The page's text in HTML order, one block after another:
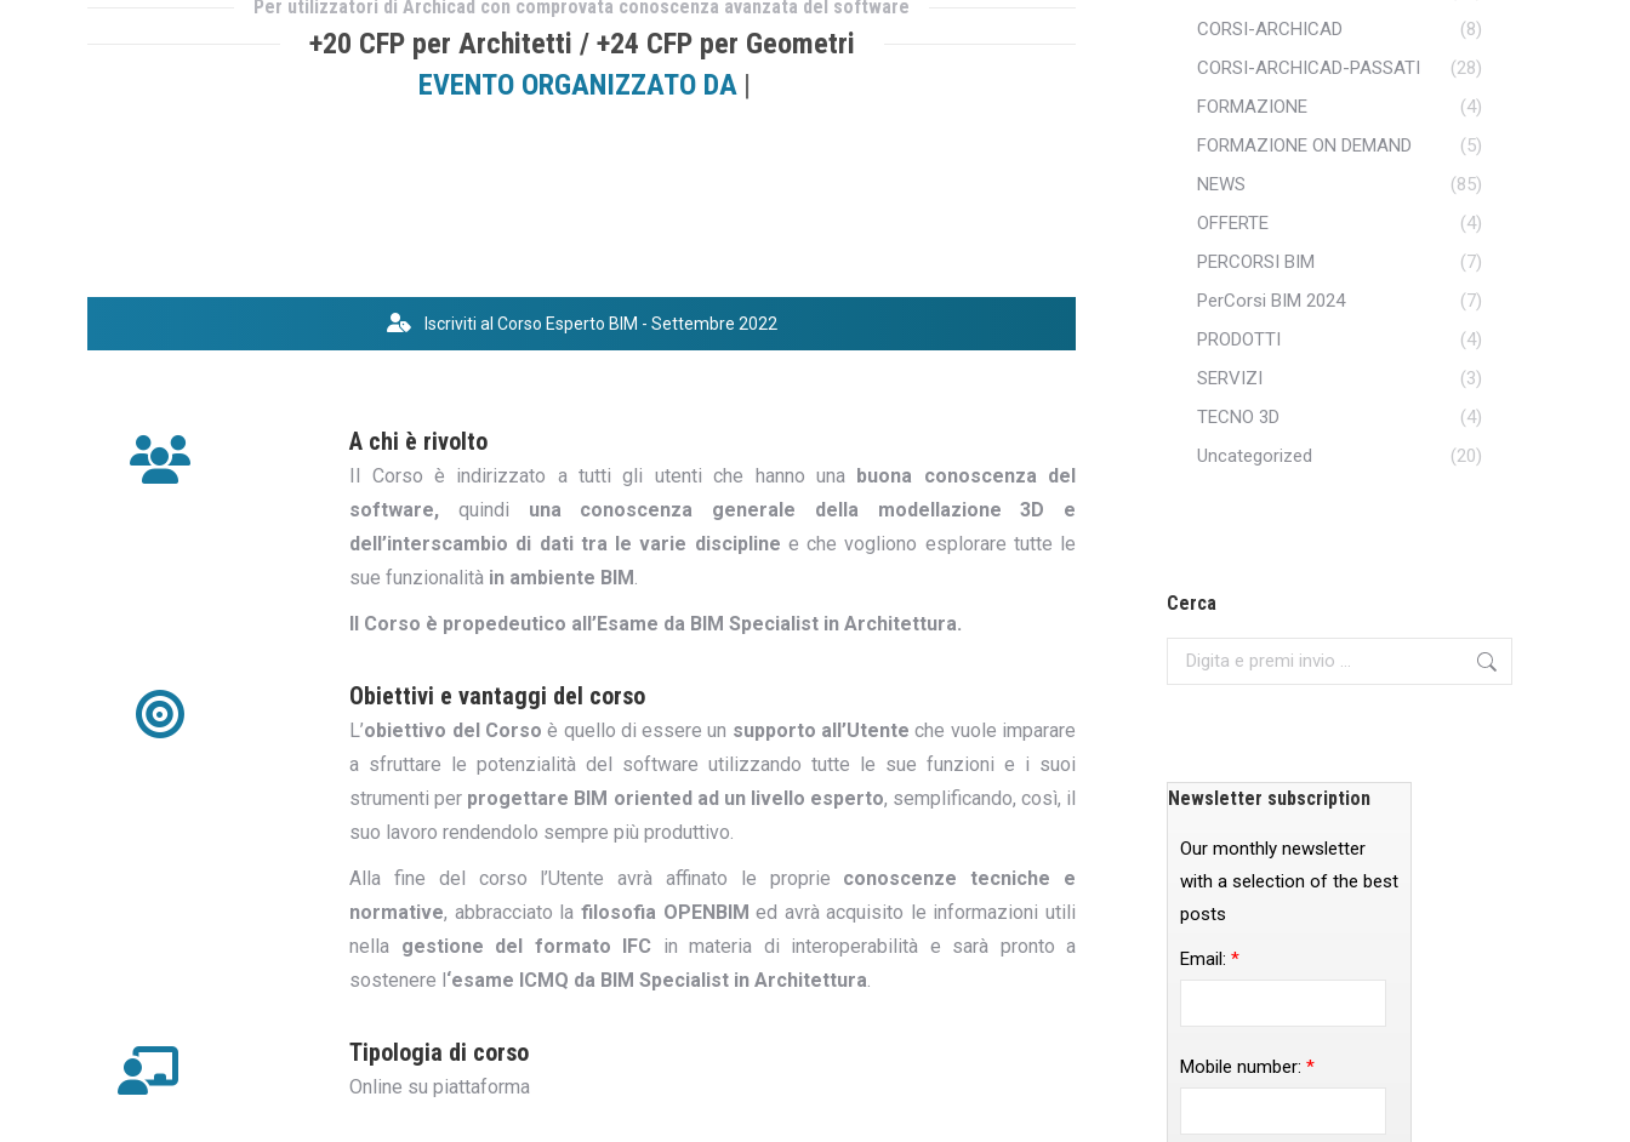
Per utilizzatori di Archicad con comprovata conoscenza avanzata del software
+20 CFP per Architetti / +24 CFP per Geometri
EVENTO ORGANIZZATO DA TECNO 3D
Iscriviti al Corso Esperto BIM - Settembre 2022
A chi è rivolto
Il Corso è indirizzato a tutti gli utenti che hanno unabuona conoscenza del
software, quindi una conoscenza generale della modellazione 3D e
dell’interscambio di dati tra le varie discipline e che vogliono esplorare tutte le
sue funzionalità in ambiente BIM.
Il Corso è propedeutico all’Esame da BIM Specialist in Architettura.
Obiettivi e vantaggi del corso
L’obiettivo del Corso è quello di essere un supporto all’Utente che vuole imparare
a sfruttare le potenzialità del software utilizzando tutte le sue funzioni e i suoi
strumenti per progettare BIM oriented ad un livello esperto, semplificando, così, il
suo lavoro rendendolo sempre più produttivo.
Alla fine del corso l’Utente avrà affinato le proprie conoscenze tecniche e
normative, abbracciato la filosofia OPENBIM ed avrà acquisito le informazioni utili
nella gestione del formato IFC in materia di interoperabilità e sarà pronto a
sostenere l‘esame ICMQ da BIM Specialist in Architettura.
Tipologia di corso
Online su piattaforma
CORSI-ARCHICAD
(8)
CORSI-ARCHICAD-PASSATI
(28)
FORMAZIONE
(4)
FORMAZIONE ON DEMAND
(5)
NEWS
(85)
OFFERTE
(4)
PERCORSI BIM
(7)
PerCorsi BIM 2024
(7)
PRODOTTI
(4)
SERVIZI
(3)
TECNO 3D
(4)
Uncategorized
(20)
Cerca
Search:
Newsletter subscription
Our monthly newsletter
with a selection of the best
posts
Email: *
Mobile number: *